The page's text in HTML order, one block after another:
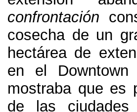
confrontación
cosecha de un
hectárea de
en el Downtown
mostraba que es
de las